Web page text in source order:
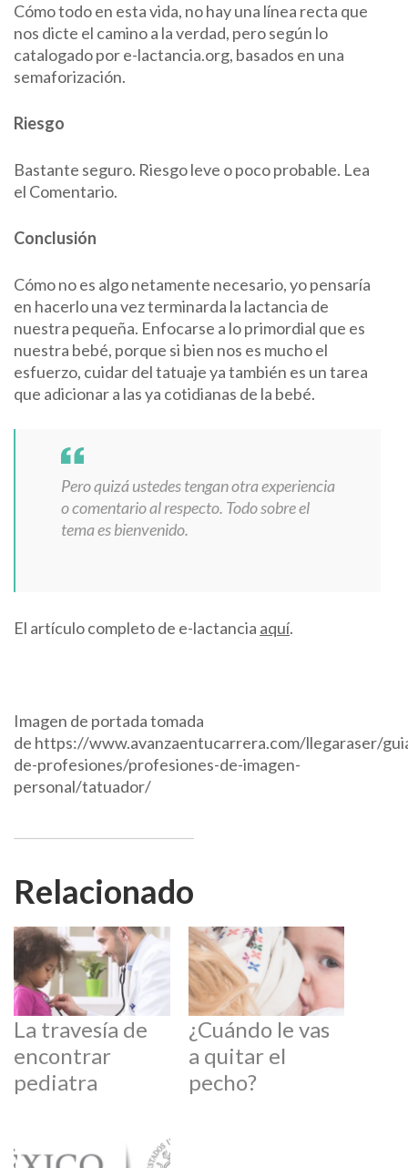
Cómo todo en esta vida, no hay una línea recta que
nos dicte el camino a la verdad, pero según lo
catalogado por e-lactancia.org, basados en una
semaforización.
Riesgo
Bastante seguro. Riesgo leve o poco probable. Lea
el Comentario.
Conclusión
Cómo no es algo netamente necesario, yo pensaría
en hacerlo una vez terminarda la lactancia de
nuestra pequeña. Enfocarse a lo primordial que es
nuestra bebé, porque si bien nos es mucho el
esfuerzo, cuidar del tatuaje ya también es un tarea
que adicionar a las ya cotidianas de la bebé.
Pero quizá ustedes tengan otra experiencia
o comentario al respecto. Todo sobre el
tema es bienvenido.
El artículo completo de e-lactancia aquí.
Imagen de portada tomada
de https://www.avanzaentucarrera.com/llegaraser/
de-profesiones/profesiones-de-imagen-
personal/tatuador/
Relacionado
La travesía de
encontrar
pediatra
¿Cuándo le vas
a quitar el
pecho?